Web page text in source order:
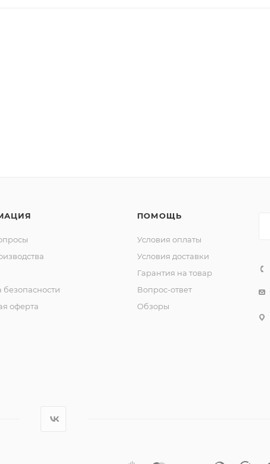
безопасности
оферта
ПОМОЩЬ
Условия оплаты
Условия доставки
Гарантия на товар
Вопрос-ответ
Обзоры